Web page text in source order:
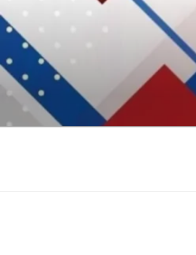
Aller
au
contenu
principal